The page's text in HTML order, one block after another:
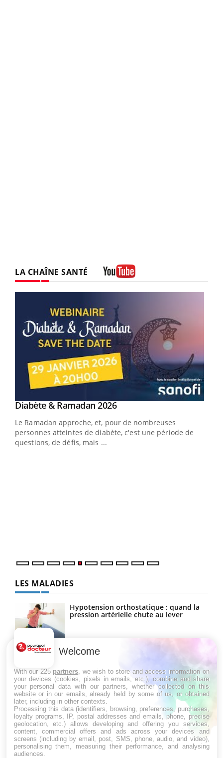
LA CHAÎNE SANTÉ
Youtube
Diabète & Ramadan 2026Youtube
Le Ramadan approche, et, pour de nombreuses
personnes atteintes de diabète, c'est une période de
questions, de défis, mais ...
LES MALADIES
Hypotension orthostatique : quand la
pression artérielle chute au lever
Drépanocytose : une déformation des
globules rouges aux conséquences
Maladie de Charcot (Sclérose latérale
amyotrophique)
Welcome
With our 225 partners , we wish to store and access information on
your devices (cookies, pixels in emails, etc.), combine and share
your personal data with our partners, whether collected on this
website or in our emails, already held by some of us, or obtained
later, including in other contexts.
Processing this data (identifiers, browsing, preferences, purchases,
loyalty programs, IP, postal addresses and emails, phone, precise
geolocation, etc.) allows developing and offering you services,
content, commercial offers and ads across your devices and
screens (including by email, post, SMS, phone, audio, and video),
personalising them, measuring their performance, and analysing
audiences.